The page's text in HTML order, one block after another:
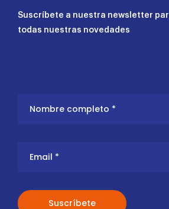
Suscríbete a nuestra newsletter
todas nuestras novedades